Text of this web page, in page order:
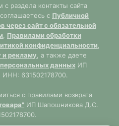
раздела контакты сайта
соглашаетесь с Публичной
через сайт с обязательной
Правилами обработки
конфиденциальности
и рекламу , а также даете
данныхИП
631502178700.
с правилами возврата
ИП Шапошникова Д.С.